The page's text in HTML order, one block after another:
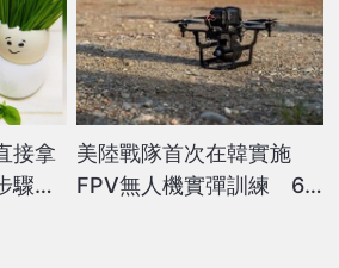
接拿
驟」
美陸戰隊首次在韓實施
FPV無人機實彈訓練 6